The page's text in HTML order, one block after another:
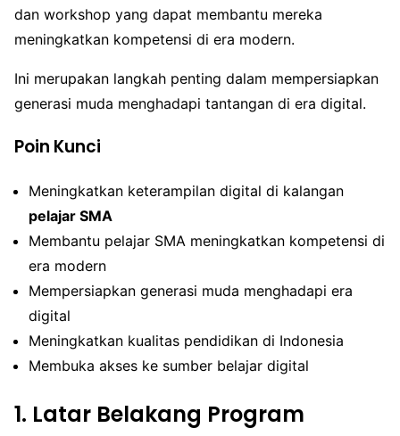
dan workshop yang dapat membantu mereka
meningkatkan kompetensi di era modern.
Ini merupakan langkah penting dalam mempersiapkan
generasi muda menghadapi tantangan di era digital.
Poin Kunci
Meningkatkan keterampilan digital di kalangan
pelajar SMA
Membantu pelajar SMA meningkatkan kompetensi di
era modern
Mempersiapkan generasi muda menghadapi era
digital
Meningkatkan kualitas pendidikan di Indonesia
Membuka akses ke sumber belajar digital
1. Latar Belakang Program